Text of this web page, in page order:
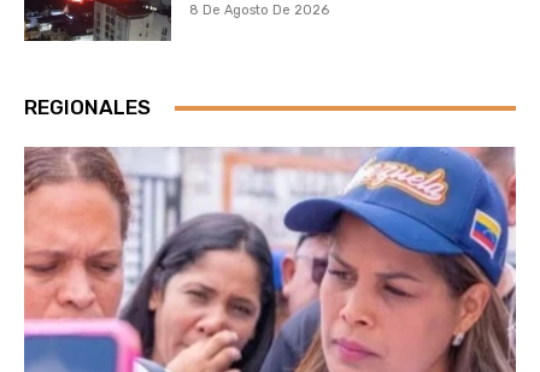
8 De Agosto De 2026
REGIONALES